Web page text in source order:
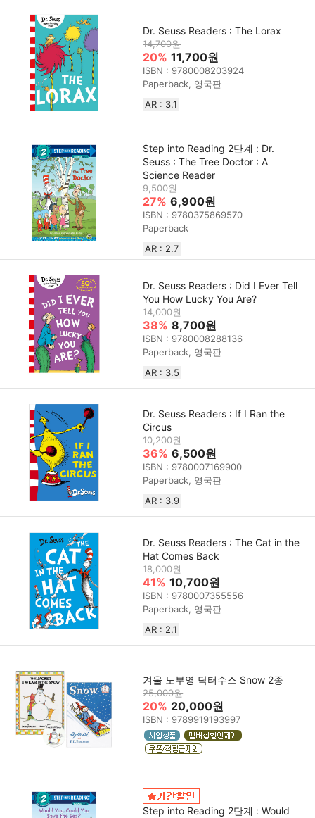
Dr. Seuss Readers : The Lorax
14,700원
20% 11,700원
ISBN : 9780008203924
Paperback, 영국판
AR : 3.1
Step into Reading 2단계 : Dr.
Seuss : The Tree Doctor : A
Science Reader
9,500원
27% 6,900원
ISBN : 9780375869570
Paperback
AR : 2.7
Dr. Seuss Readers : Did I Ever Tell
You How Lucky You Are?
14,000원
38% 8,700원
ISBN : 9780008288136
Paperback, 영국판
AR : 3.5
Dr. Seuss Readers : If I Ran the
Circus
10,200원
36% 6,500원
ISBN : 9780007169900
Paperback, 영국판
AR : 3.9
Dr. Seuss Readers : The Cat in the
Hat Comes Back
18,000원
41% 10,700원
ISBN : 9780007355556
Paperback, 영국판
AR : 2.1
겨울 노부영 닥터수스 Snow 2종
25,000원
20% 20,000원
ISBN : 9789919193997
Step into Reading 2단계 : Would